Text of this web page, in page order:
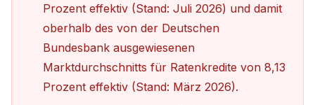
Prozent effektiv (Stand: Juli 2026) und damit
oberhalb des von der Deutschen
Bundesbank ausgewiesenen
Marktdurchschnitts für Ratenkredite von 8,13
Prozent effektiv (Stand: März 2026).